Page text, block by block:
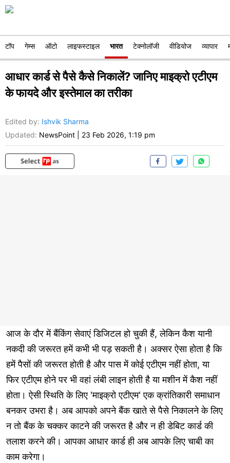
टॉप गेम्स ऑटो लाइफस्टाइल भारत टेक्नोलॉजी वीडियोज व्यापार
आधार कार्ड से पैसे कैसे निकालें? जानिए माइक्रो एटीएम
के फायदे और इस्तेमाल का तरीका
Edited by: Ishvik Sharma
Updated: NewsPoint 23 Feb 2026, 1:19 pm
आज के दौर में बैंकिंग सेवाएं डिजिटल हो चुकी हैं, लेकिन कैश यानी
नकदी की जरूरत हमें कभी भी पड़ सकती है। अक्सर ऐसा होता है कि
हमें पैसों की जरूरत होती है और पास में कोई एटीएम नहीं होता, या
फिर एटीएम होने पर भी वहां लंबी लाइन होती है या मशीन में कैश नहीं
होता। ऐसी स्थिति के लिए 'माइक्रो एटीएम' एक क्रांतिकारी समाधान
बनकर उभरा है। अब आपको अपने बैंक खाते से पैसे निकालने के लिए
न तो बैंक के चक्कर काटने की जरूरत है और न ही डेबिट कार्ड की
तलाश करने की। आपका आधार कार्ड ही अब आपके लिए चाबी का
काम करेगा।